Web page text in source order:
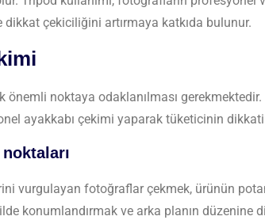
çekiciliğini artırmaya katkıda bulunur.
önemli noktaya odaklanılması
ayakkabı çekimi yaparak tüketicinin
vurgulayan fotoğraflar çekmek, ürünün
konumlandırmak ve arka planın